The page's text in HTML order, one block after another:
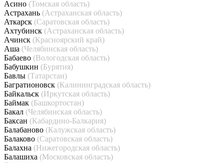
Асино (Томская область)
Астрахань (Астраханская область)
Аткарск (Саратовская область)
Ахтубинск (Астраханская область)
Ачинск (Красноярский край)
Аша (Челябинская область)
Бабаево (Вологодская область)
Бабушкин (Бурятия)
Бавлы (Татарстан)
Багратионовск (Калининградская область)
Байкальск (Иркутская область)
Баймак (Башкортостан)
Бакал (Челябинская область)
Баксан (Кабардино-Балкария)
Балабаново (Калужская область)
Балаково (Саратовская область)
Балахна (Нижегородская область)
Балашиха (Московская область)